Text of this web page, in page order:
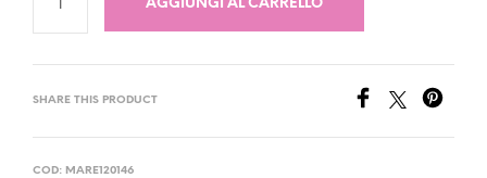
AGGIUNGI AL CARRELLO
SHARE THIS PRODUCT
COD: MARE120146